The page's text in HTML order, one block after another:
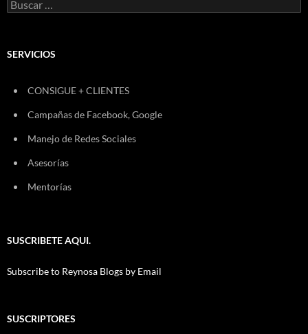
SERVICIOS
CONSIGUE + CLIENTES
Campañas de Facebook, Google
Manejo de Redes Sociales
Asesorías
Mentorías
SUSCRIBETE AQUI.
Subscribe to Reynosa Blogs by Email
SUSCRIPTORES